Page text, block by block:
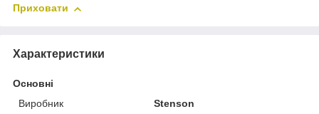
Приховати
Характеристики
Основні
Виробник
Stenson